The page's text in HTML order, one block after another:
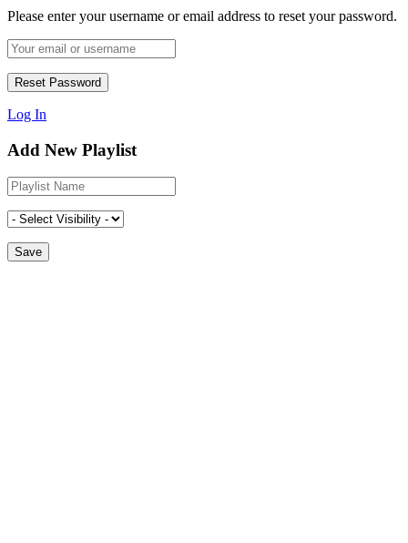
Please enter your username or email address to reset your password.
Log In
Add New Playlist